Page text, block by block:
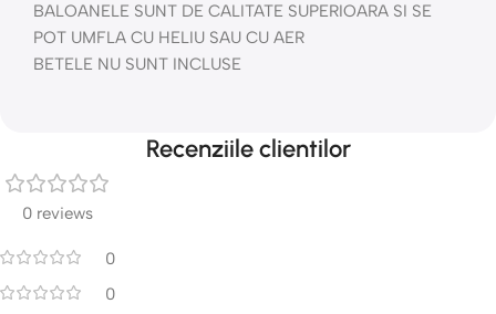
BALOANELE SUNT DE CALITATE SUPERIOARA SI SE
POT UMFLA CU HELIU SAU CU AER
BETELE NU SUNT INCLUSE
Recenziile clientilor
0 reviews
0
0